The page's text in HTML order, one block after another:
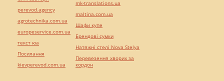
perevod.agency
agrotechnika.com.ua
europeservice.com.ua
текст юа
Посилання
kievperevod.com.ua
mk-translations.ua
maltina.com.ua
Шафи купе
Брендові сумки
Натяжні стелі Nova Stelya
Перевезення хворих за
кордон